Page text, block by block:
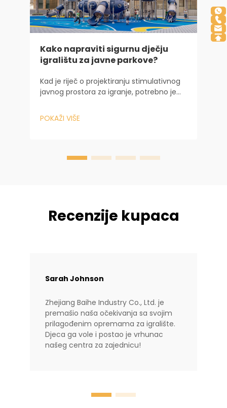
Kako napraviti sigurnu dječju
igralištu za javne parkove?
Kad je riječ o projektiranju stimulativnog
javnog prostora za igranje, potrebno je
igranje. To uključuje sofisticirano
razmatranje i iz inženjerske i iz psihološke
POKAŽI VIŠE
Recenzije kupaca
Sarah Johnson
Zhejiang Baihe Industry Co., Ltd. je
premašio naša očekivanja sa svojim
prilagođenim opremama za igralište.
Djeca ga vole i postao je vrhunac
našeg centra za zajednicu!